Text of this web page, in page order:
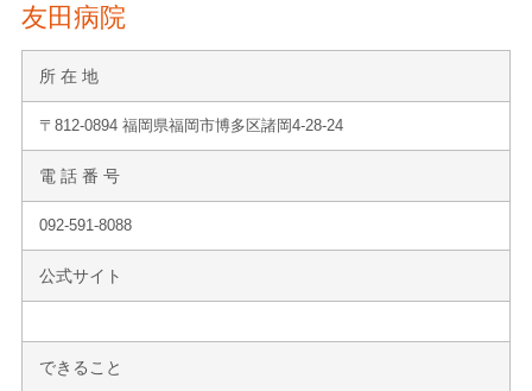
友田病院
所 在 地
〒812-0894 福岡県福岡市博多区諸岡4-28-24
電 話 番 号
092-591-8088
公式サイト
できること